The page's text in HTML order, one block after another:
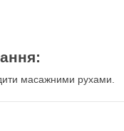
масажними рухами.